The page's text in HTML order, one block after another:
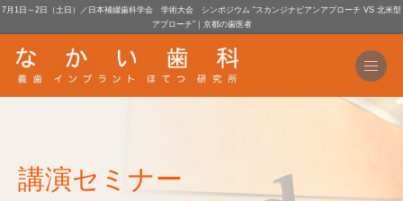
7月1日～2日（土日）／日本補綴歯科学会 学術大会 シンポジウム “スカンジナビアンアプローチ VS 北米型
アプローチ”｜京都の歯医者
講演セミナー